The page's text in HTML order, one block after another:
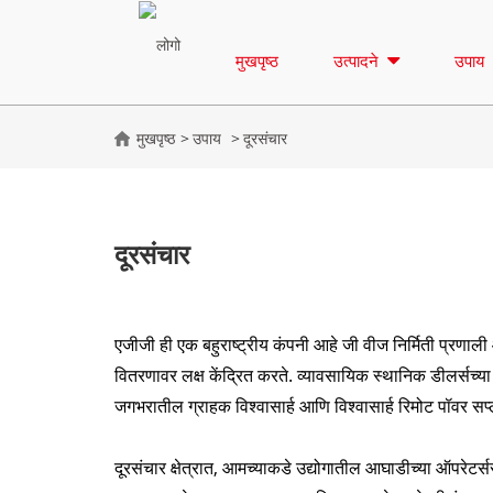
मुखपृष्ठ उत्पादने उपाय
मुखपृष्ठ उपाय दूरसंचार
दूरसंचार
एजीजी ही एक बहुराष्ट्रीय कंपनी आहे जी वीज निर्मिती
वितरणावर लक्ष केंद्रित करते. व्यावसायिक स्थानिक
जगभरातील ग्राहक विश्वासार्ह आणि विश्वासार्ह रिमोट पॉवर
दूरसंचार क्षेत्रात, आमच्याकडे उद्योगातील आघाडीच्या